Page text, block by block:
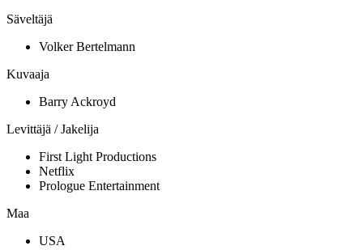
Säveltäjä
Volker Bertelmann
Kuvaaja
Barry Ackroyd
Levittäjä / Jakelija
First Light Productions
Netflix
Prologue Entertainment
Maa
USA